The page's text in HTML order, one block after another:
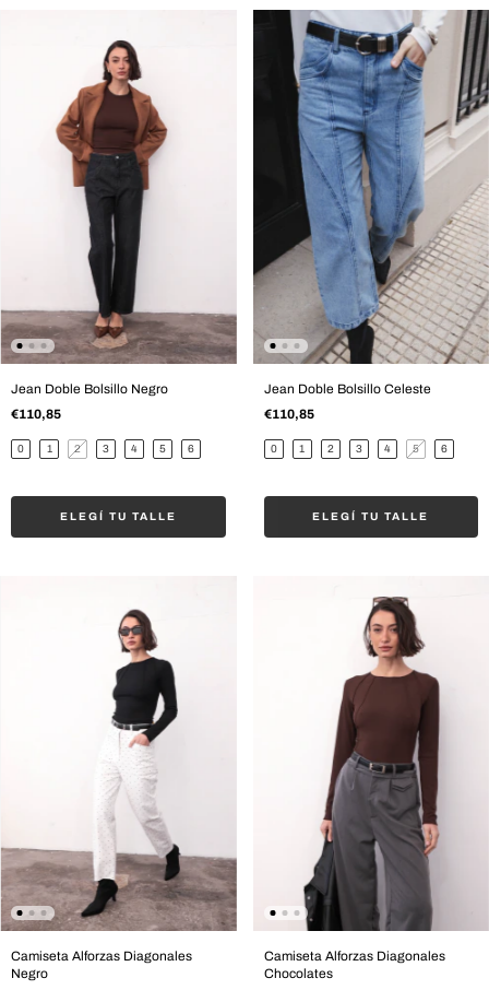
Jean Doble Bolsillo Negro
€110,85
0 1 2 3 4 5 6
ELEGÍ TU TALLE
Jean Doble Bolsillo Celeste
€110,85
0 1 2 3 4 5 6
ELEGÍ TU TALLE
Camiseta Alforzas Diagonales
Negro
Camiseta Alforzas Diagonales
Chocolates